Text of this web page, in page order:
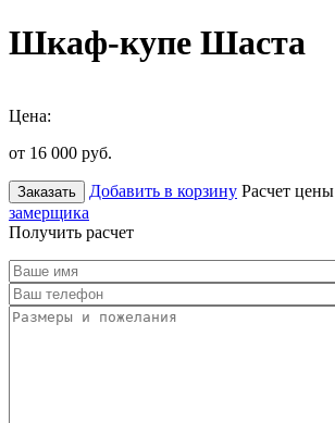
Шкаф-купе Шаста
Цена:
от 16 000 руб.
Заказать Добавить в корзину Расчет цены
замерщика
Получить расчет